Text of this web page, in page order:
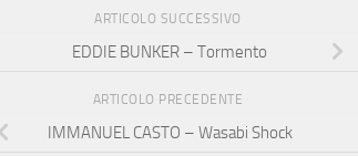
ARTICOLO SUCCESSIVO
EDDIE BUNKER – Tormento
ARTICOLO PRECEDENTE
IMMANUEL CASTO – Wasabi Shock